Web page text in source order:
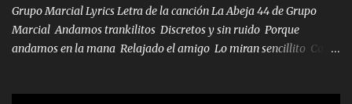
Grupo Marcial Lyrics Letra de la canción La Abeja 44 de Grupo
Marcial Andamos trankilitos Discretos y sin ruido Porque
andamos en la mana Relajado el amigo Lo miran sencillito Con